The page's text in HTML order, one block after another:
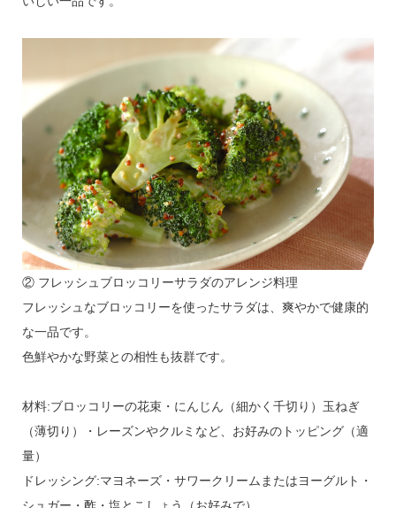
② フレッシュブロッコリーサラダのアレンジ料理
フレッシュなブロッコリーを使ったサラダは、爽やかで健康的
な一品です。
色鮮やかな野菜との相性も抜群です。
材料:ブロッコリーの花束・にんじん（細かく千切り）玉ねぎ
（薄切り）・レーズンやクルミなど、お好みのトッピング（適
量）
ドレッシング:マヨネーズ・サワークリームまたはヨーグルト・